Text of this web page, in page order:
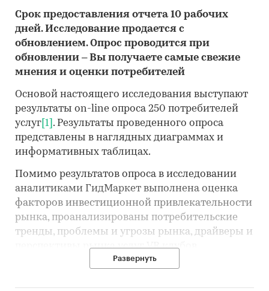
Срок предоставления отчета 10 рабочих
дней. Исследование продается с
обновлением. Опрос проводится при
обновлении – Вы получаете самые свежие
мнения и оценки потребителей
Основой настоящего исследования выступают
результаты on-line опроса 250 потребителей
услуг [1] . Результаты проведенного опроса
представлены в наглядных диаграммах и
информативных таблицах.
Помимо результатов опроса в исследовании
аналитиками ГидМаркет выполнена оценка
факторов инвестиционной привлекательности
рынка, проанализированы потребительские
тренды, проблемы и угрозы рынка, драйверы и
перспективы рынка услуг VR клубов.
Анализ рынка услуг VR клубов выполнен по
Развернуть